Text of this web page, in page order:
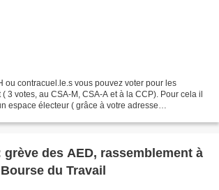
ou contracuel.le.s vous pouvez voter pour les
3 votes, au CSA-M, CSA-A et à la CCP). Pour cela il
espace électeur ( grâce à votre adresse
des AED, rassemblement à
du Travail